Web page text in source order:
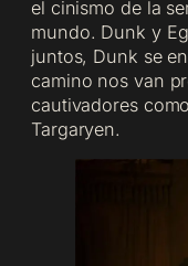
el cinismo de la
mundo. Dunk y
juntos, Dunk se
camino nos van
cautivadores
Targaryen.